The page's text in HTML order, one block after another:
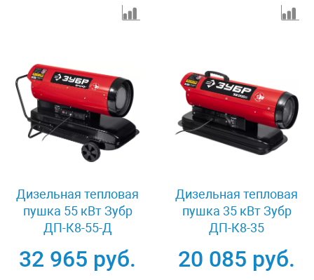
Дизельная тепловая
пушка 55 кВт Зубр
ДП-К8-55-Д
32 965 руб.
Дизельная тепловая
пушка 35 кВт Зубр
ДП-К8-35
20 085 руб.